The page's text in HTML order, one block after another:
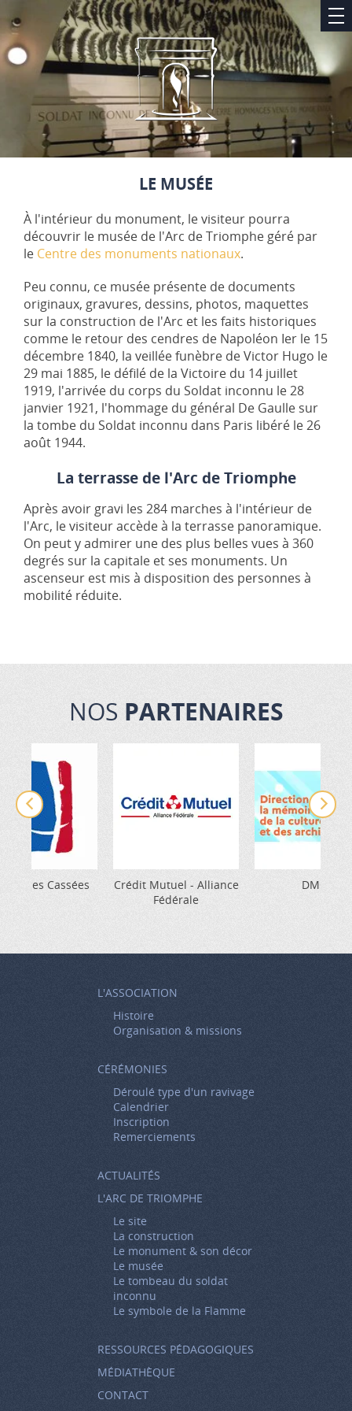
LE MUSÉE
À l'intérieur du monument, le visiteur pourra
découvrir le musée de l'Arc de Triomphe géré par
le Centre des monuments nationaux.
Peu connu, ce musée présente de documents
originaux, gravures, dessins, photos, maquettes
sur la construction de l'Arc et les faits historiques
comme le retour des cendres de Napoléon Ier le 15
décembre 1840, la veillée funèbre de Victor Hugo le
29 mai 1885, le défilé de la Victoire du 14 juillet
1919, l'arrivée du corps du Soldat inconnu le 28
janvier 1921, l'hommage du général De Gaulle sur
la tombe du Soldat inconnu dans Paris libéré le 26
août 1944.
La terrasse de l'Arc de Triomphe
Après avoir gravi les 284 marches à l'intérieur de
l'Arc, le visiteur accède à la terrasse panoramique.
On peut y admirer une des plus belles vues à 360
degrés sur la capitale et ses monuments. Un
ascenseur est mis à disposition des personnes à
mobilité réduite.
NOS PARTENAIRES
Cassées
Crédit Mutuel - Alliance
Fédérale
DMCA
L'ASSOCIATION
Histoire
Organisation & missions
CÉRÉMONIES
Déroulé type d'un ravivage
Calendrier
Inscription
Remerciements
ACTUALITÉS
L'ARC DE TRIOMPHE
Le site
La construction
Le monument & son décor
Le musée
Le tombeau du soldat
inconnu
Le symbole de la Flamme
RESSOURCES PÉDAGOGIQUES
MÉDIATHÈQUE
CONTACT